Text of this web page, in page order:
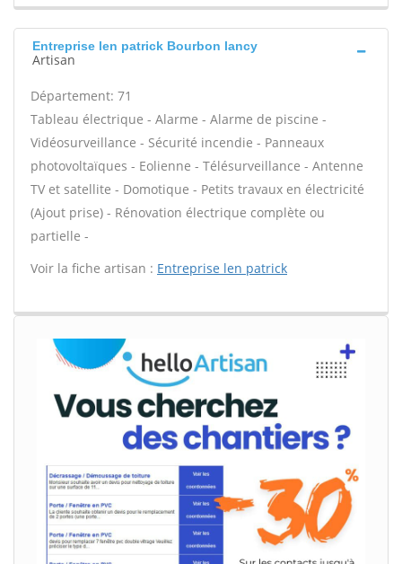
Entreprise len patrick Bourbon lancy
Artisan
Département: 71
Tableau électrique - Alarme - Alarme de piscine -
Vidéosurveillance - Sécurité incendie - Panneaux
photovoltaïques - Eolienne - Télésurveillance - Antenne
TV et satellite - Domotique - Petits travaux en électricité
(Ajout prise) - Rénovation électrique complète ou
partielle -
Voir la fiche artisan : Entreprise len patrick